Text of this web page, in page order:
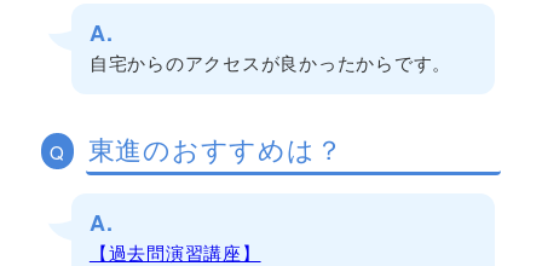
A.
自宅からのアクセスが良かったからです。
Q 東進のおすすめは？
A.
【過去問演習講座】